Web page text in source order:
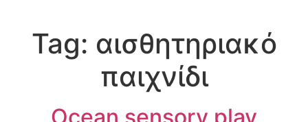
Tag: αισθητηριακό
παιχνίδι